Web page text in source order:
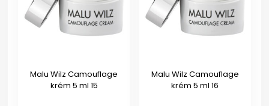
Malu Wilz Camouflage
krém 5 ml 15
Malu Wilz Camouflage
krém 5 ml 16